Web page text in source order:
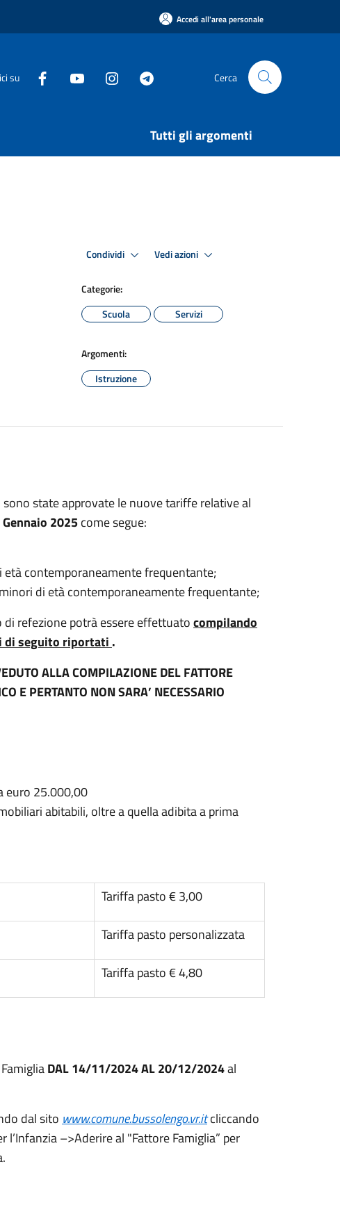
Accedi all'area personale
su Cerca
Tutti gli argomenti
Condividi Vedi azioni
Categorie:
Scuola
Servizi
Argomenti:
Istruzione
state approvate le nuove tariffe relative al
2025come segue:
contemporaneamente frequentante;
di età contemporaneamente frequentante;
di refezione potrà essere effettuatocompilando
di seguito riportati .
ALLA COMPILAZIONE DEL FATTORE
E PERTANTO NON SARA’ NECESSARIO
euro 25.000,00
abitabili, oltre a quella adibita a prima
Tariffa pasto € 3,00
Tariffa pasto personalizzata
Tariffa pasto € 4,80
DAL 14/11/2024 AL20/12/2024al
dal sito www.comune.bussolengo.vr.itcliccando
–>Aderire al "Fattore Famiglia” per